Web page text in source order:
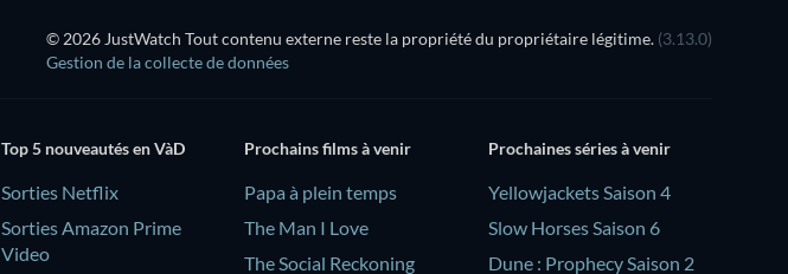
© 2026 JustWatch Tout contenu externe reste la propriété du propriétaire légitime. (3.13.0)
Gestion de la collecte de données
Top 5 nouveautés en VàD
Sorties Netflix
Sorties Amazon Prime
Video
Prochains films à venir
‎Papa à plein temps
The Man I Love
The Social Reckoning
Prochaines séries à venir
Yellowjackets Saison 4
Slow Horses Saison 6
Dune : Prophecy Saison 2